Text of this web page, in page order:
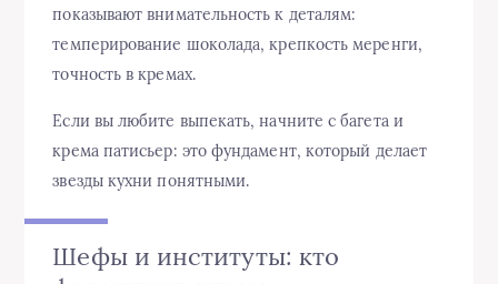
показывают внимательность к деталям:
темперирование шоколада, крепкость меренги,
точность в кремах.
Если вы любите выпекать, начните с багета и
крема патисьер: это фундамент, который делает
звезды кухни понятными.
Шефы и институты: кто